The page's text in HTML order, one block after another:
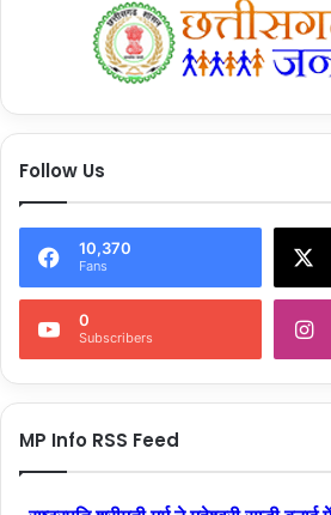
Follow Us
10,370
Fans
0
Subscribers
MP Info RSS Feed